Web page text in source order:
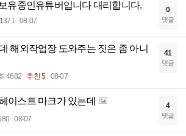
유중인유튜버입니다 대리합니다.
08-07
0
댓글
해외작업장 도와주는 짓은 좀 아니
4682 추천 5 08-07
41
댓글
이스트 마크가 있는데
08-07
4
댓글